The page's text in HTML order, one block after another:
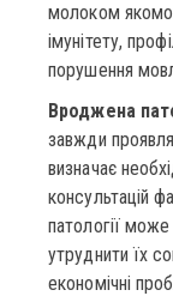
молоком
імунітету,
порушення
Вроджена
завжди
визначає
консультацій
патології
утруднити їх
економічні